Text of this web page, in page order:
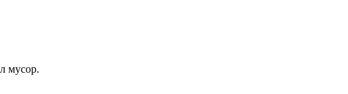
мусор.